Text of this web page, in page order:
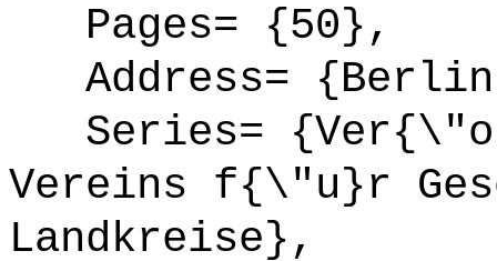
Pages= {50},
Address=
Series=
Vereins f{\"u}r
Landkreise},